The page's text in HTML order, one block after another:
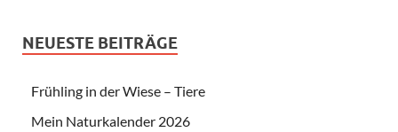
NEUESTE BEITRÄGE
Frühling in der Wiese – Tiere
Mein Naturkalender 2026